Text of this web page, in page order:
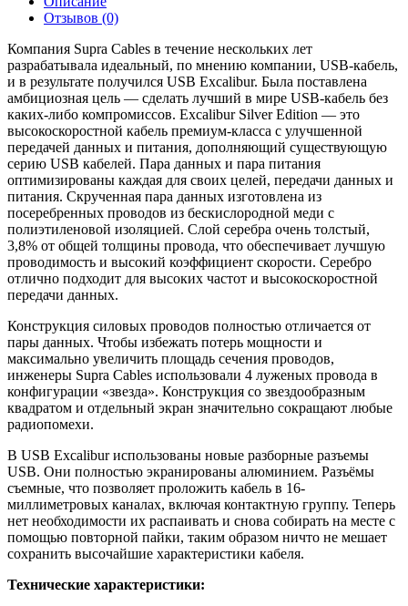
Отзывов (0)
Компания Supra Cables в течение нескольких лет
разрабатывала идеальный, по мнению компании, USB-кабель,
и в результате получился USB Excalibur. Была поставлена
амбициозная цель — сделать лучший в мире USB-кабель без
каких-либо компромиссов. Excalibur Silver Edition — это
высокоскоростной кабель премиум-класса с улучшенной
передачей данных и питания, дополняющий существующую
серию USB кабелей. Пара данных и пара питания
оптимизированы каждая для своих целей, передачи данных и
питания. Скрученная пара данных изготовлена ​​из
посеребренных проводов из бескислородной меди с
полиэтиленовой изоляцией. Слой серебра очень толстый,
3,8% от общей толщины провода, что обеспечивает лучшую
проводимость и высокий коэффициент скорости. Серебро
отлично подходит для высоких частот и высокоскоростной
передачи данных.
Конструкция силовых проводов полностью отличается от
пары данных. Чтобы избежать потерь мощности и
максимально увеличить площадь сечения проводов,
инженеры Supra Cables использовали 4 луженых провода в
конфигурации «звезда». Конструкция со звездообразным
квадратом и отдельный экран значительно сокращают любые
радиопомехи.
В USB Excalibur использованы новые разборные разъемы
USB. Они полностью экранированы алюминием. Разъёмы
съемные, что позволяет проложить кабель в 16-
миллиметровых каналах, включая контактную группу. Теперь
нет необходимости их распаивать и снова собирать на месте с
помощью повторной пайки, таким образом ничто не мешает
сохранить высочайшие характеристики кабеля.
Технические характеристики: